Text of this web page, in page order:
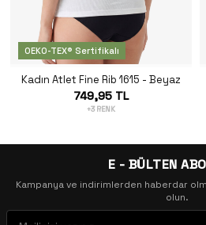
OEKO-TEX® Sertifikalı
Kadın Atlet Fine Rib 1615 - Beyaz
749,95 TL
+3 RENK
E - BÜLTEN
Kampanya ve indirimlerden haberdar
olun.